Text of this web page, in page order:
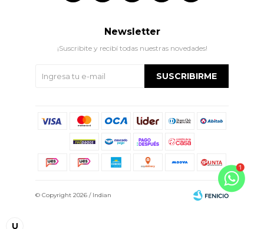
U
Newsletter
¡Suscribite y recibí todas nuestras novedades!
SUSCRIBIRME
© Copyright 2026 / Indian